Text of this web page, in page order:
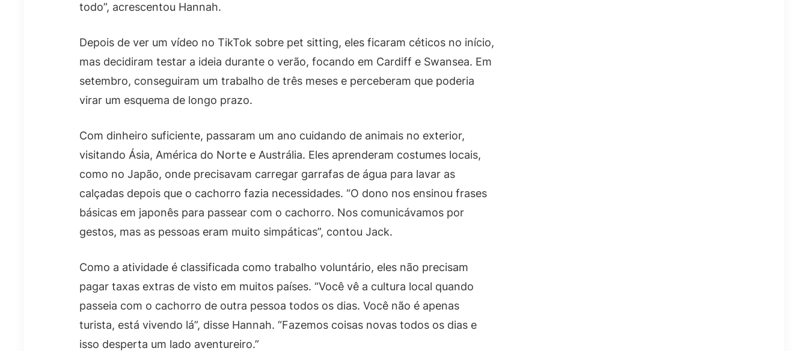
todo”, acrescentou Hannah.
Depois de ver um vídeo no TikTok sobre pet sitting, eles ficaram céticos no início,
mas decidiram testar a ideia durante o verão, focando em Cardiff e Swansea. Em
setembro, conseguiram um trabalho de três meses e perceberam que poderia
virar um esquema de longo prazo.
Com dinheiro suficiente, passaram um ano cuidando de animais no exterior,
visitando Ásia, América do Norte e Austrália. Eles aprenderam costumes locais,
como no Japão, onde precisavam carregar garrafas de água para lavar as
calçadas depois que o cachorro fazia necessidades. “O dono nos ensinou frases
básicas em japonês para passear com o cachorro. Nos comunicávamos por
gestos, mas as pessoas eram muito simpáticas”, contou Jack.
Como a atividade é classificada como trabalho voluntário, eles não precisam
pagar taxas extras de visto em muitos países. “Você vê a cultura local quando
passeia com o cachorro de outra pessoa todos os dias. Você não é apenas
turista, está vivendo lá”, disse Hannah. “Fazemos coisas novas todos os dias e
isso desperta um lado aventureiro.”